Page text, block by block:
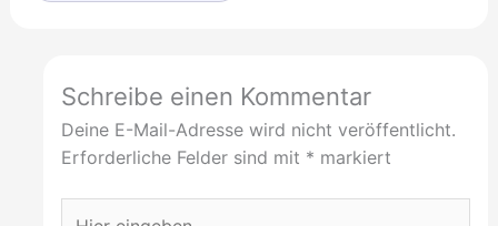
Schreibe einen Kommentar
Deine E-Mail-Adresse wird nicht veröffentlicht.
Erforderliche Felder sind mit * markiert